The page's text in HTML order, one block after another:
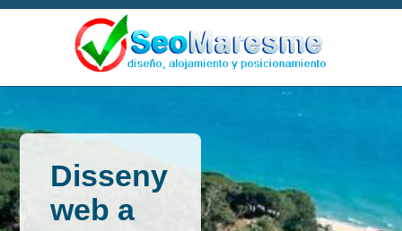
Disseny
web a